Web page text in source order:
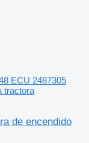
ECU 2487305
tractora
de encendido